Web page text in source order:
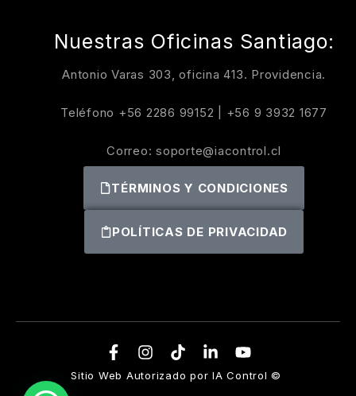
Nuestras Oficinas Santiago:
Antonio Varas 303, oficina 413. Providencia.
Teléfono +56 2286 99152 +56 9 3932 1677
Correo: soporte@iacontrol.cl
TÉRMINOS Y CONDICIONES
POLÍTICAS DE PRIVACIDAD
Sitio Web Autorizado por IA Control ©